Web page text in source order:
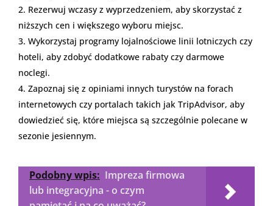
Rezerwuj wczasy z wyprzedzeniem, aby skorzystać z
niższych cen i większego wyboru miejsc.
Wykorzystaj programy lojalnościowe linii lotniczych czy
hoteli, aby zdobyć dodatkowe rabaty czy darmowe
noclegi.
Zapoznaj się z opiniami innych turystów na forach
internetowych czy portalach takich jak TripAdvisor, aby
dowiedzieć się, które miejsca są szczególnie polecane w
sezonie jesiennym.
Podobny wpis: Impreza firmowa
lub integracyjna - o czym